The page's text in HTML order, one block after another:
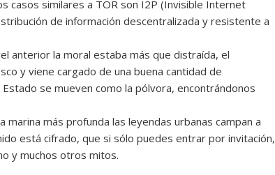
casos similares a TOR son I2P (Invisible Internet
de información descentralizada y resistente a
anterior la moral estaba más que distraída, el
y viene cargado de una buena cantidad de
se mueven como la pólvora, encontrándonos
marina más profunda las leyendas urbanas campan a
está cifrado, que si sólo puedes entrar por invitación,
y muchos otros mitos.